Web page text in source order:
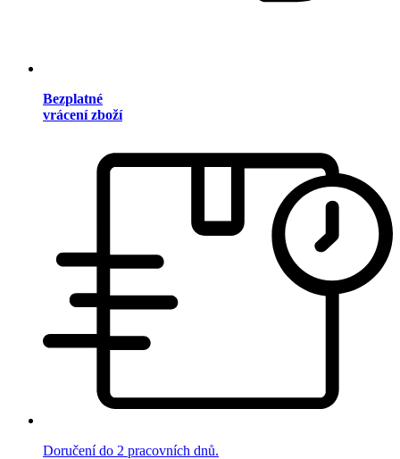
Bezplatné
vrácení zboží
Doručení do 2 pracovních dnů.